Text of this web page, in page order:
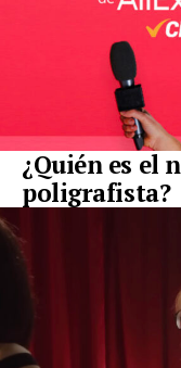
¿Quién es el
poligrafista?